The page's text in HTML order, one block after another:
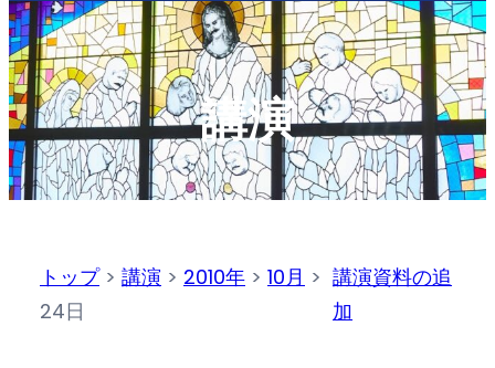
ッ
プ
r
c
h
講演
トップ> 講演 > 2010年 > 10月 >
24日
講演資料の追
加